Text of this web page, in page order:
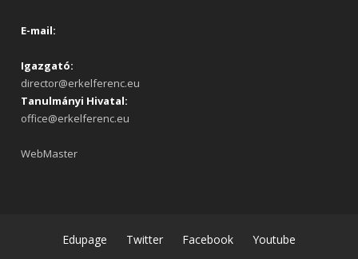
E-mail:
Igazgató:
director@erkelferenc.eu
Tanulmányi Hivatal:
office@erkelferenc.eu
WebMaster
Edupage Twitter Facebook
Youtube